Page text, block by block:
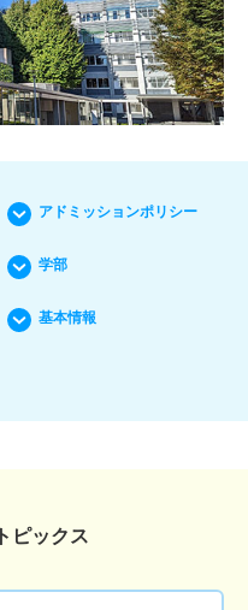
アドミッションポリシー
学部
基本情報
トピックス